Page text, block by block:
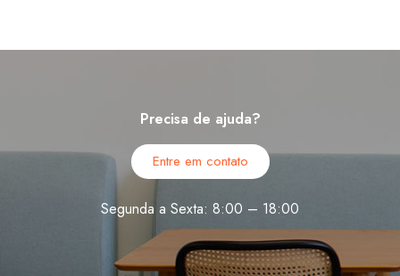
Precisa de ajuda?
Entre em contato
Segunda a Sexta: 8:00 – 18:00